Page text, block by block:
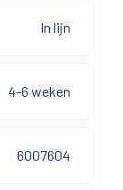
In lijn
4-6 weken
6007604